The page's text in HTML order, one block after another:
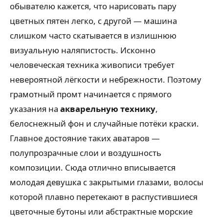
обывателю кажется, что нарисовать пару
цветных пятен легко, с другой — машина
слишком часто скатывается в излишнюю
визуальную наляпистость. Исконно
человеческая техника живописи требует
невероятной лёгкости и небрежности. Поэтому
грамотный промт начинается с прямого
указания на акварельную технику,
белоснежный фон и случайные потёки краски.
Главное достояние таких аватаров —
полупрозрачные слои и воздушность
композиции. Сюда отлично вписывается
молодая девушка с закрытыми глазами, волосы
которой плавно перетекают в распустившиеся
цветочные бутоны или абстрактные морские